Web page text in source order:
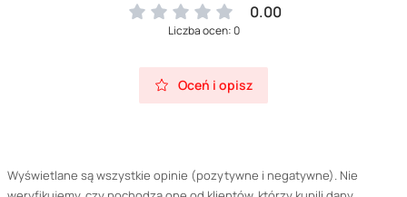
0.00
Liczba ocen: 0
Oceń i opisz
Wyświetlane są wszystkie opinie (pozytywne i negatywne). Nie